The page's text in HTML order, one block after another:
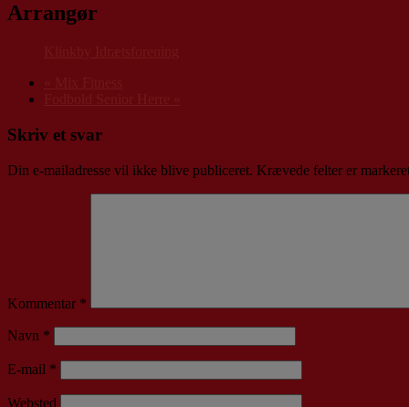
Arrangør
Skriv et svar
Din e-mailadresse vil ikke blive publiceret. Krævede felter er
Kommentar *
Navn *
E-mail *
Websted